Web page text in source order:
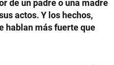
de un padre o una madre
actos. Y los hechos,
hablan más fuerte que